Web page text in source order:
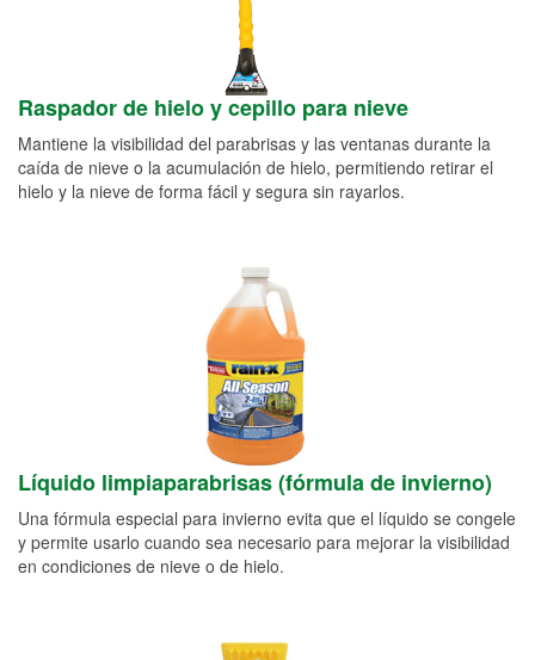
Raspador de hielo y cepillo para nieve
Mantiene la visibilidad del parabrisas y las ventanas durante la
caída de nieve o la acumulación de hielo, permitiendo retirar el
hielo y la nieve de forma fácil y segura sin rayarlos.
Líquido limpiaparabrisas (fórmula de invierno)
Una fórmula especial para invierno evita que el líquido se congele
y permite usarlo cuando sea necesario para mejorar la visibilidad
en condiciones de nieve o de hielo.